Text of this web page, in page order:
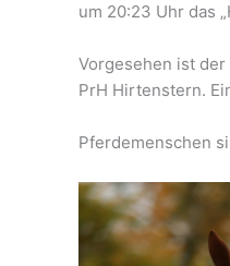
um 20:23 Uhr das
Vorgesehen ist
PrH Hirtenstern.
Pferdemenschen